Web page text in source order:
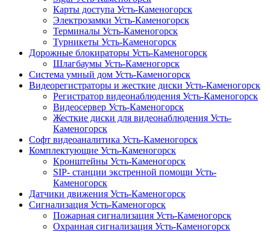
Карты доступа Усть-Каменогорск
Электрозамки Усть-Каменогорск
Терминалы Усть-Каменогорск
Турникеты Усть-Каменогорск
Дорожные блокираторы Усть-Каменогорск
Шлагбаумы Усть-Каменогорск
Система умный дом Усть-Каменогорск
Видеорегистраторы и жесткие диски Усть-Каменогорск
Регистратор видеонаблюдения Усть-Каменогорск
Видеосервер Усть-Каменогорск
Жесткие диски для видеонаблюдения Усть-
Каменогорск
Софт видеоаналитика Усть-Каменогорск
Комплектующие Усть-Каменогорск
Кронштейны Усть-Каменогорск
SIP- станции экстренной помощи Усть-
Каменогорск
Датчики движения Усть-Каменогорск
Сигнализация Усть-Каменогорск
Пожарная сигнализация Усть-Каменогорск
Охранная сигнализация Усть-Каменогорск